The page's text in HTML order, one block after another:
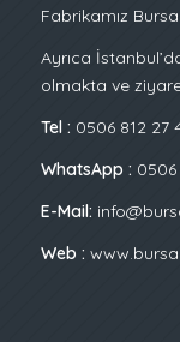
Fabrikamız
Ayrıca
olmakta ve
Tel : 0506 812 27
WhatsApp : 0506
E-Mail:
Web :